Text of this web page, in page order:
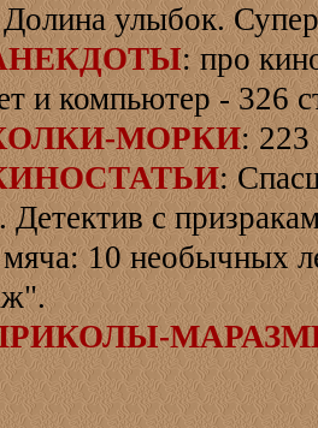
улыбок.
: про
и компьютер - 326
МОРКИ: 223
:
Детектив с
10 необычных